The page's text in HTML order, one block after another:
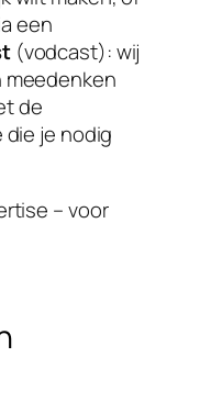
een
(vodcast): wij
de
je nodig
– voor